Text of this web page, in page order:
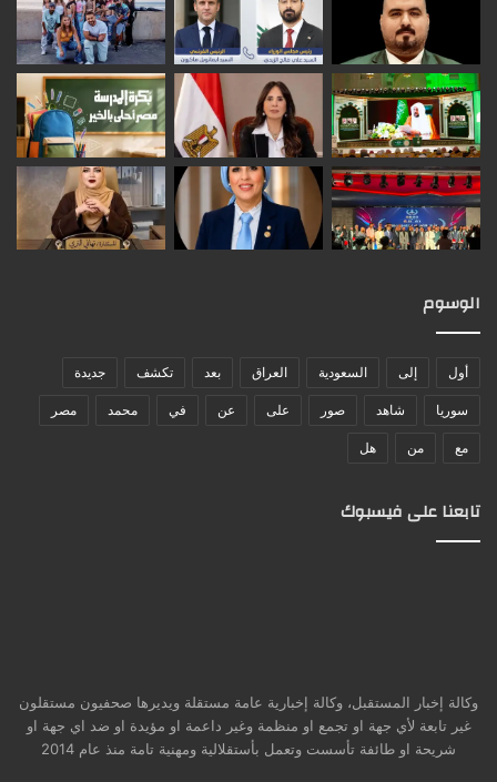
الوسوم
أول إلى السعودية العراق بعد تكشف جديدة
سوريا شاهد صور على عن في محمد مصر
مع من هل
تابعنا على فيسبوك
وكالة إخبار المستقبل، وكالة إخبارية عامة مستقلة ويديرها صحفيون مستقلون
غير تابعة لأي جهة او تجمع او منظمة وغير داعمة او مؤيدة او ضد اي جهة او
شريحة او طائفة تأسست وتعمل بأستقلالية ومهنية تامة منذ عام 2014